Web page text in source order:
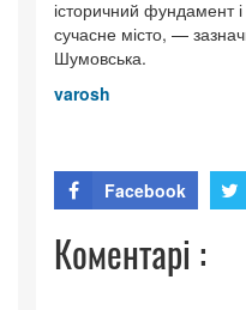
історичний фундамент
сучасне місто, —
Шумовська.
varosh
Facebook
Коментарі :